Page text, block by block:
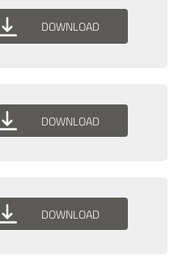
DOWNLOAD
DOWNLOAD
DOWNLOAD